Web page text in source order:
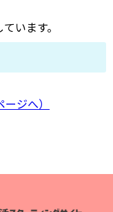
います。
ジへ）